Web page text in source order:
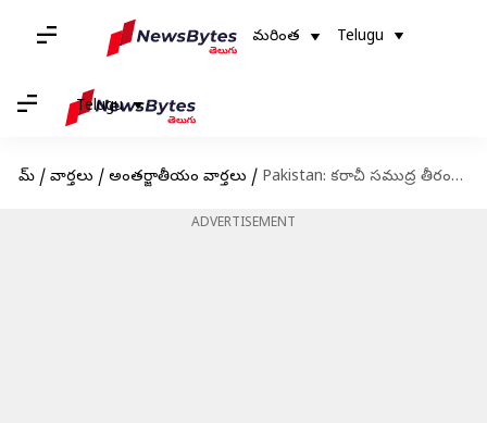
మరింత Telugu
Telugu
హోమ్ / వార్తలు / అంతర్జాతీయం వార్తలు / Pakistan: కరాచీ సముద్ర తీరంలో కనిపించకుండా పోయిన బోయింగ్ 737.. కొనసాగుతున్న గాలింపు
ADVERTISEMENT